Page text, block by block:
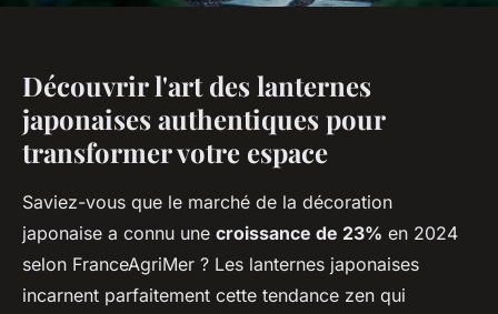
Découvrir l'art des lanternes
japonaises authentiques pour
transformer votre espace
Saviez-vous que le marché de la décoration
japonaise a connu une croissance de 23% en 2024
selon FranceAgriMer ? Les lanternes japonaises
incarnent parfaitement cette tendance zen qui